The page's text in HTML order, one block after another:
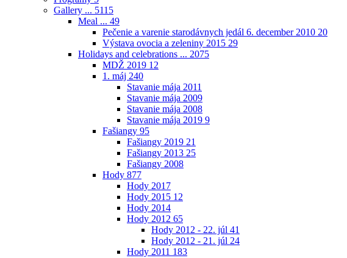
Gallery ... 5115
Meal ... 49
Pečenie a varenie starodávnych jedál 6. december 2010 20
Výstava ovocia a zeleniny 2015 29
Holidays and celebrations ... 2075
MDŽ 2019 12
1. máj 240
Stavanie mája 2011
Stavanie mája 2009
Stavanie mája 2008
Stavanie mája 2019 9
Fašiangy 95
Fašiangy 2019 21
Fašiangy 2013 25
Fašiangy 2008
Hody 877
Hody 2017
Hody 2015 12
Hody 2014
Hody 2012 65
Hody 2012 - 22. júl 41
Hody 2012 - 21. júl 24
Hody 2011 183